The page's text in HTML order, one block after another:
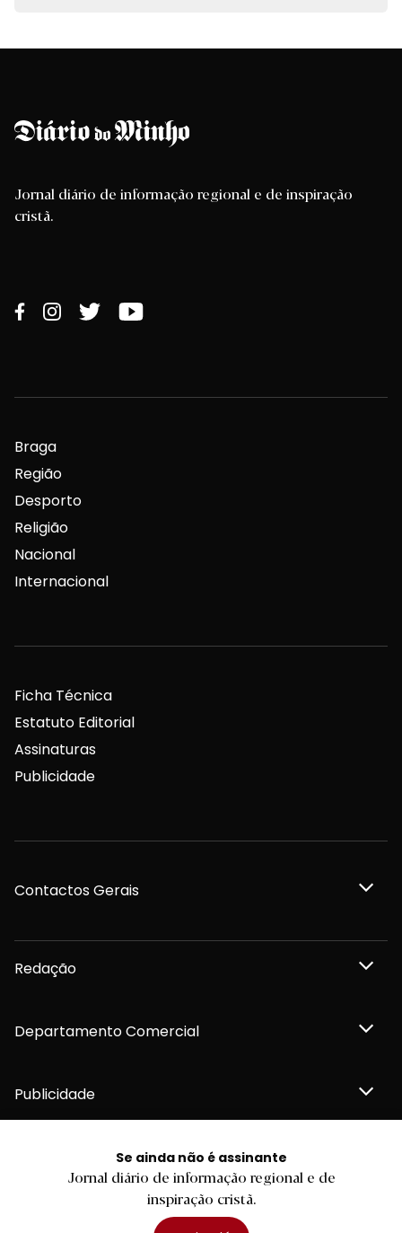
Se ainda não é assinante
Jornal diário de informação regional e de
inspiração cristã.
Jornal diário de informação regional e de inspiração
cristã.
Braga
Região
Desporto
Religião
Nacional
Internacional
Ficha Técnica
Estatuto Editorial
Assinaturas
Publicidade
Contactos Gerais
Redação
Departamento Comercial
Publicidade
Privacidade e Cookies
Declaração de compromisso FSC®